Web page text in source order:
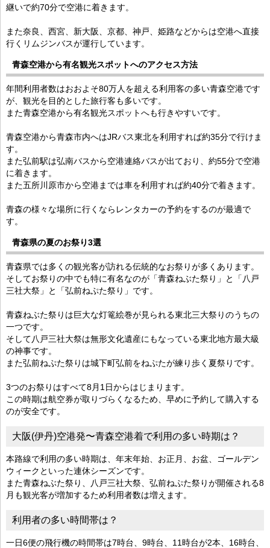
継いで約70分で空港に着きます。
また奈良、西宮、新大阪、京都、神戸、姫路などからは空港へ直接
行くリムジンバスが運行しています。
青森空港から有名観光スポットへのアクセス方法
年間利用者数はおおよそ80万人を超える利用客の多い青森空港です
が、観光を目的とした旅行客も多いです。
また青森空港から有名観光スポットへも行きやすいです。
青森空港から青森市内へはJRバス東北を利用すれば約35分で行けま
す。
また弘前駅は弘南バスから空港連絡バスが出ており、約55分で空港
に着きます。
また五所川原市から空港までは車を利用すれば約40分で着きます。
青森の様々な場所に行くならレンタカーの予約をするのが最適で
す。
青森県の夏のお祭り3選
青森県では多くの観光客が訪れる伝統的なお祭りが多くあります。
そしてお祭りの中でも特に有名なのが「青森ねぶた祭り」と「八戸
三社大祭」と「弘前ねぷた祭り」です。
青森ねぶた祭りは巨大な灯篭絵巻が見られる東北三大祭りのうちの
一つです。
そして八戸三社大祭は無形文化遺産にもなっている東北地方最大級
の神事です。
また弘前ねぷた祭りは城下町弘前をねぷたが練り歩く夏祭りです。
3つのお祭りはすべて8月1日からはじまります。
この時期は航空券が取りづらくなるため、早めに予約して購入する
のが安全です。
大阪(伊丹)空港発〜青森空港着で利用の多い時期は？
本路線で利用の多い時期は、年末年始、お正月、お盆、ゴールデン
ウィークといった連休シーズンです。
また青森ねぶた祭り、八戸三社大祭、弘前ねぷた祭りが開催される8
月も観光客が増加するため利用者数は増えます。
利用者の多い時間帯は？
一日6便の飛行機の時間帯は7時台、9時台、11時台が2本、16時台、